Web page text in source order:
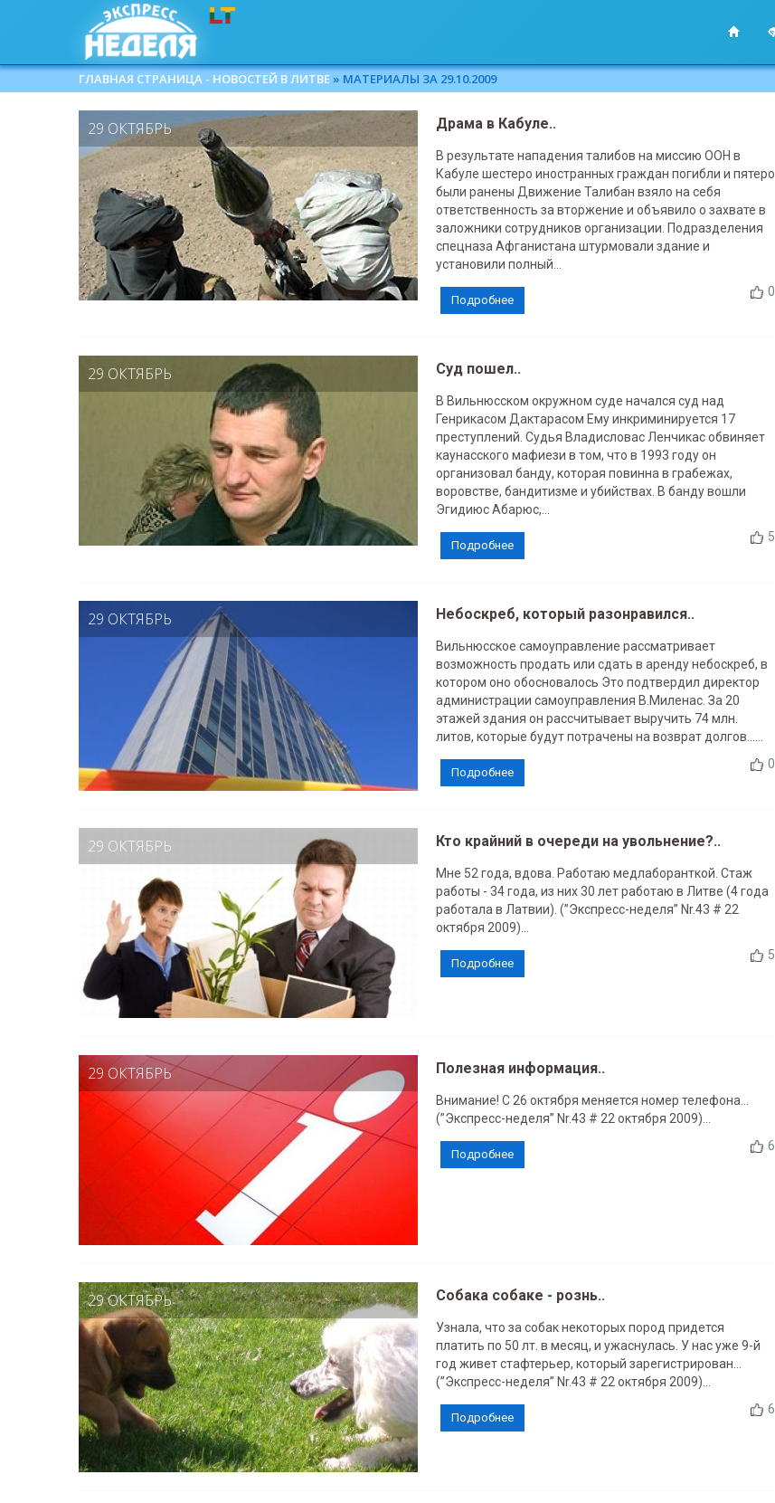
ГЛАВНАЯ СТРАНИЦА - НОВОСТЕЙ В ЛИТВЕ » МАТЕРИАЛЫ ЗА 29.10.2009
29 ОКТЯБРЬ Драма в Кабуле..
В результате нападения талибов на миссию ООН в
Кабуле шестеро иностранных граждан погибли и пятеро
были ранены Движение Талибан взяло на себя
ответственность за вторжение и объявило о захвате в
заложники сотрудников организации. Подразделения
спецназа Афганистана штурмовали здание и
установили полный...
0
Подробнее
29 ОКТЯБРЬ Суд пошел..
В Вильнюсском окружном суде начался суд над
Генрикасом Дактарасом Ему инкриминируется 17
преступлений. Судья Владисловас Ленчикас обвиняет
каунасского мафиези в том, что в 1993 году он
организовал банду, которая повинна в грабежах,
воровстве, бандитизме и убийствах. В банду вошли
Эгидиюс Абарюс,...
5
Подробнее
29 ОКТЯБРЬ Небоскреб, который разонравился..
Вильнюсское самоуправление рассматривает
возможность продать или сдать в аренду небоскреб, в
котором оно обосновалось Это подтвердил директор
администрации самоуправления В.Миленас. За 20
этажей здания он рассчитывает выручить 74 млн.
литов, которые будут потрачены на возврат долгов......
0
Подробнее
29 ОКТЯБРЬ Кто крайний в очереди на увольнение?..
Мне 52 года, вдова. Работаю медлаборанткой. Стаж
работы - 34 года, из них 30 лет работаю в Литве (4 года
работала в Латвии). (”Экспресс-неделя” Nr.43 # 22
октября 2009)...
5
Подробнее
29 ОКТЯБРЬ Полезная информация..
Внимание! С 26 октября меняется номер телефона...
(”Экспресс-неделя” Nr.43 # 22 октября 2009)...
6
Подробнее
29 ОКТЯБРЬ Собака собаке - рознь..
Узнала, что за собак некоторых пород придется
платить по 50 лт. в месяц, и ужаснулась. У нас уже 9-й
год живет стафтерьер, который зарегистрирован...
(”Экспресс-неделя” Nr.43 # 22 октября 2009)...
6
Подробнее